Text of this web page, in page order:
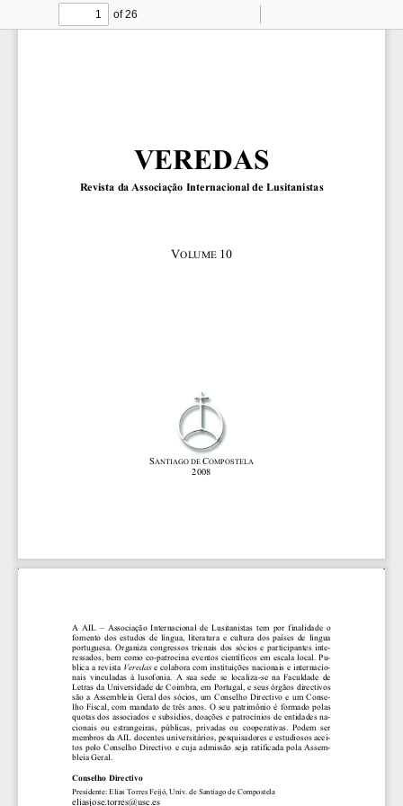
Find
of 26
Zoom
VEREDAS
Revista da Associação Internacional de Lusitanistas
VOLUME 10
SANTIAGO DE COMPOSTELA
2008
A  AIL  –  Associação  Internacional  de  Lusitanistas  tem  por  finalidade  o
fomento  dos  estudos  de  língua,  literatura  e  cultura  dos  países  de  língua
portuguesa.  Organiza  congressos  trienais  dos  sócios  e  participantes  inte-
ressados, bem como co-patrocina eventos científicos em escala local. Pu-
blica a revista Veredas e colabora com instituições nacionais e internacio-
nais  vinculadas  à  lusofonia.  A  sua  sede  se  localiza-se  na  Faculdade  de
Letras da Universidade de Coimbra, em Portugal, e seus órgãos directivos
são  a  Assembleia  Geral  dos  sócios,  um  Conselho  Directivo  e  um  Conse-
lho  Fiscal,  com  mandato  de  três  anos.  O  seu  patrimônio  é  formado  polas
quotas dos associados e subsídios, doações e patrocínios de entidades na-
cionais  ou  estrangeiras,  públicas,  privadas  ou  cooperativas.  Podem  ser
membros da AIL docentes universitários, pesquisadores e estudiosos acei-
tos  polo  Conselho  Directivo  e  cuja  admissão  seja  ratificada  pola  Assem-
bleia Geral.
Conselho Directivo
Presidente: Elias Torres Feijó, Univ. de Santiago de Compostela
eliasjose.torres@usc.es